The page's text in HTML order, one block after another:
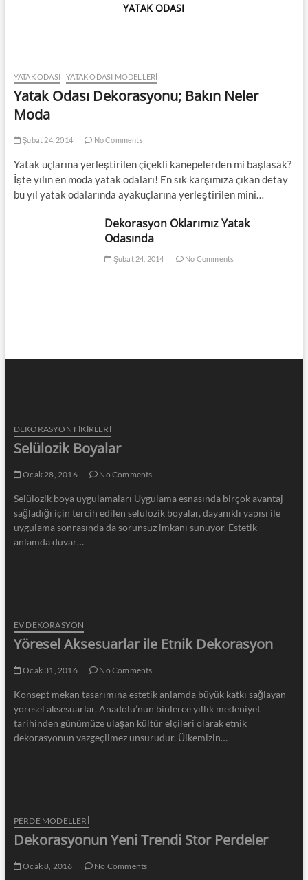
YATAK ODASI
YATAK ODASI YATAK ODASI MODELLERI
Yatak Odası Dekorasyonu; Bakın Neler
Moda
Şubat 24, 2014 No Comments
Yatak uçlarına yerleştirilen çiçekli kanepelerden mi başlasak?
İşte yılın en moda yatak odaları! En sık karşımıza çıkan detay
bu yıl yatak odalarında ayakuçlarına yerleştirilen mini…
Dekorasyon Oklarımız Yatak
Odasında
Şubat 24, 2014 No Comments
DEKORASYON FİKİRLERİ
Selülozik Boyalar
Ocak 28, 2016 No Comments
Selülozik boya uygulamaları Uygulama esnasında birçok avantaj
sağladığı için tercih edilen selülozik boyalar, dayanıklı yapısı ile
uygulama sonrasında da sorunsuz imkanı sunuyor. Estetik
anlamda duvar…
EV DEKORASYON
Yöresel Aksesuarlar ile Etnik Dekorasyon
Ocak 31, 2016 No Comments
Konsept mekan tasarımına estetik anlamda büyük katkı sağlayan
yöresel aksesuarlar, Anadolu’nun binlerce yıllık medeniyet
tarihinden günümüze ulaşan kültür elçileri olarak etnik
dekorasyonun vazgeçilmez unsurudur. Ülkemizin…
PERDE MODELLERI
Dekorasyonun Yeni Trendi Stor Perdeler
Ocak 8, 2016 No Comments